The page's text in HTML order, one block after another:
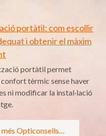
portàtil: com escollir
i obtenir el màxim
portàtil permet
tèrmic sense haver
ni modificar la instal·lació
Opticonsells…